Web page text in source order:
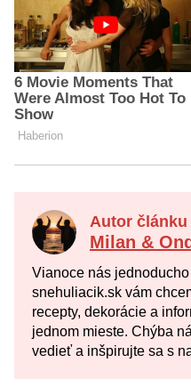
Autor článku
Milan &
Vianoce nás
snehuliacik.sk vám
recepty, dekorácie a
jednom mieste. Chýba
vedieť a inšpirujte sa s